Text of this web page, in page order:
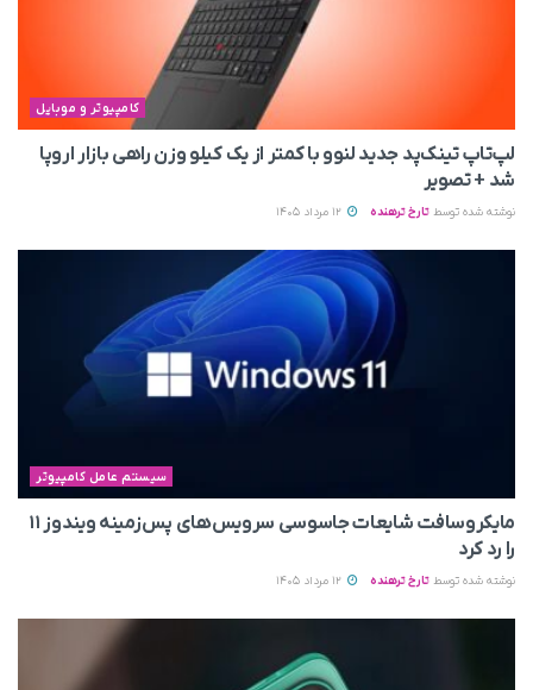
کامپیوتر و موبایل
لپ‌تاپ تینک‌پد جدید لنوو با کمتر از یک کیلو وزن راهی بازار اروپا
شد + تصویر
نوشته شده توسط تارخ ترهنده
سیستم عامل کامپیوتر
مایکروسافت شایعات جاسوسی سرویس‌های پس‌زمینه ویندوز ۱۱
را رد کرد
نوشته شده توسط تارخ ترهنده